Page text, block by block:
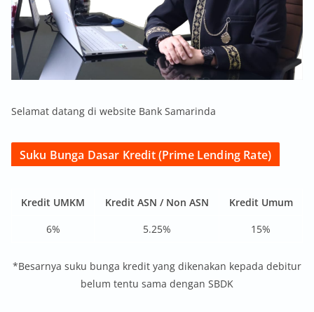
Selamat datang di website Bank Samarinda
Suku Bunga Dasar Kredit (Prime Lending Rate)
Kredit UMKM Kredit ASN / Non ASN
Kredit Umum
6%
5.25% 15%
*Besarnya suku bunga kredit yang dikenakan kepada debitur
belum tentu sama dengan SBDK